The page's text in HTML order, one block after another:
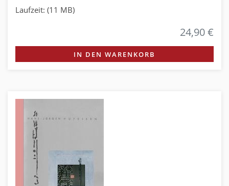
Laufzeit: (11 MB)
24,90 €
IN DEN WARENKORB